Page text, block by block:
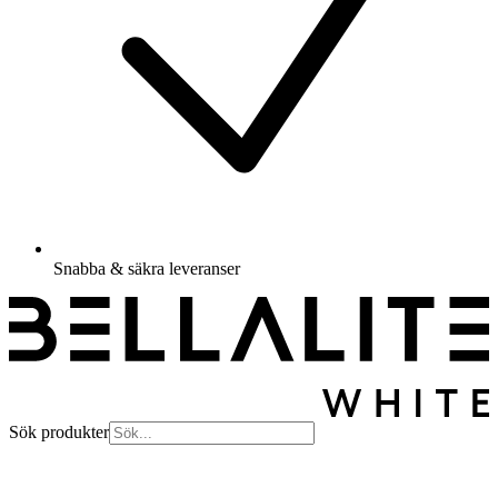
Snabba & säkra leveranser
Sök produkter